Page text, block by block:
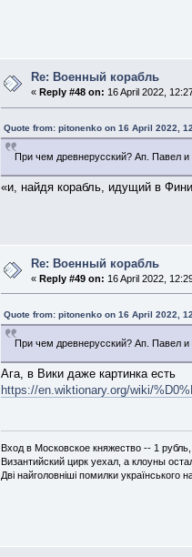
Re: Военный корабль
« Reply #48 on: 16 April 2022,
Quote from: pitonenko on 16 April 2022,
При чем древнерусский? Ап. Павел
«и, найдя корабль, идущий в
Re: Военный корабль
« Reply #49 on: 16 April 2022,
Quote from: pitonenko on 16 April 2022,
При чем древнерусский? Ап. Павел
Ага, в Вики даже картинка есть
https://en.wiktionary.org/wiki/
Вход в Московское княжество -- 1
Византийский цирк уехал, а клоуны
Дві найголовніші помилки українського